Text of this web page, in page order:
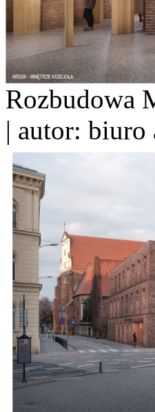
Rozbudowa
| autor: biuro